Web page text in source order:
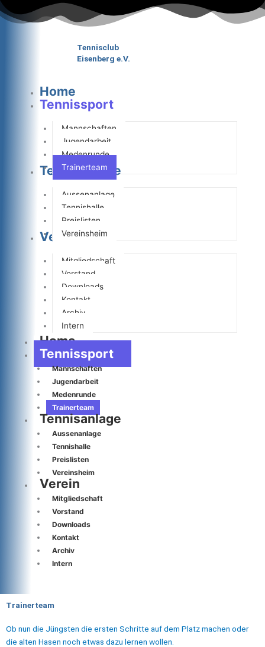
Zum
Inhalt
Tennisclub
Eisenberg e.V.
Home
Tennissport
Mannschaften
Jugendarbeit
Medenrunde
Trainerteam
Tennisanlage
Aussenanlage
Tennishalle
Preislisten
Vereinsheim
Verein
Mitgliedschaft
Vorstand
Downloads
Kontakt
Archiv
Intern
Home
Tennissport
Mannschaften
Jugendarbeit
Medenrunde
Trainerteam
Tennisanlage
Aussenanlage
Tennishalle
Preislisten
Vereinsheim
Verein
Mitgliedschaft
Vorstand
Downloads
Kontakt
Archiv
Intern
Trainerteam
Ob nun die Jüngsten die ersten Schritte auf dem Platz machen oder
die alten Hasen noch etwas dazu lernen wollen.